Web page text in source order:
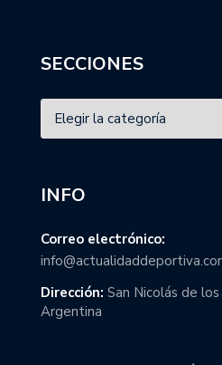
SECCIONES
INFO
Correo electrónico:
Dirección: San Nicolás de
Argentina